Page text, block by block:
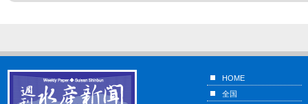
HOME
全国